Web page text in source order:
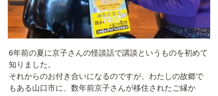
6年前の夏に京子さんの怪談話で講談というものを初めて
知りました。
それからのお付き合いになるのですが、わたしの故郷で
もある山口市に、数年前京子さんが移住されたご縁か